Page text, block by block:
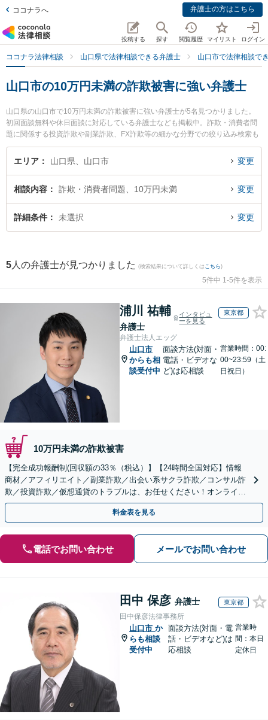
ココナラへ 弁護士の方はこちら
投稿する 探す 閲覧履歴 マイリスト ログイン
ココナラ法律相談 山口県で法律相談できる弁護士 山口市で法律相談で
山口市の10万円未満の詐欺被害に強い弁護士
山口県の山口市で10万円未満の詐欺被害に強い弁護士が5名見つかりました。
初回面談無料や休日面談に対応している弁護士なども掲載中。詐欺・消費者問
題に関係する投資詐欺や副業詐欺、FX詐欺等の細かな分野での絞り込み検索も
でき便利です。特にミチシルベ法律事務所の川上 弘達弁護士や岡野法律事務所
山口支店の砥上 幸裕弁護士、虎ノ門法律経済事務所 山口支店の金子 好一郎弁
に相談したい』『10万円未満の詐欺被害のトラブル解決の実績豊富な近くの弁
護士を検索したい』『初回相談無料で10万円未満の詐欺被害を法律相談できる
山口市内の弁護士に相談予約したい』などでお困りの相談者さんにおすすめで
エリア 山口県、山口市 変更
相談内容 詐欺・消費者問題、10万円未満 変更
詳細条件 未選択 変更
5 人の弁護士が見つかりました (検索結果について詳しくは こちら)
5件中 1-5件を表示
浦川 祐輔
弁護士
インタビュ
ーを見る
東京都
弁護士法人エッグ
山口市
からも相
談受付中
面談方法(対面・
電話・ビデオな
ど)は応相談
営業時間：00:
00~23:59（土
日祝日）
10万円未満の詐欺被害
【完全成功報酬制(回収額の33％（税込）】【24時間全国対応】情報
商材／アフィリエイト／副業詐欺／出会い系サクラ詐欺／コンサル詐
欺／投資詐欺／仮想通貨のトラブルは、お任せください！オンライン
のみで解決も可能！
料金表を見る
電話でお問い合わせ メールでお問い合わせ
田中 保彦 弁護士 東京都
田中保彦法律事務所
山口市 か
らも相談
受付中
面談方法(対面・電
話・ビデオなど)は
応相談
営業時
間：本日
定休日